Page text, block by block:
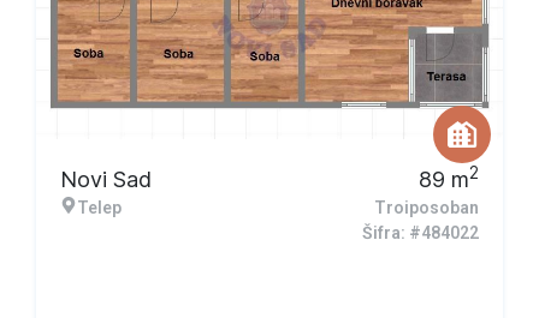
Novi Sad
Telep
89 m2
Troiposoban
Šifra: #484022